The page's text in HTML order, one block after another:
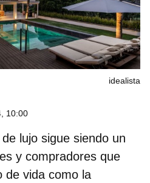
idealista
10:00
lujo sigue siendo un
y compradores que
de vida como la